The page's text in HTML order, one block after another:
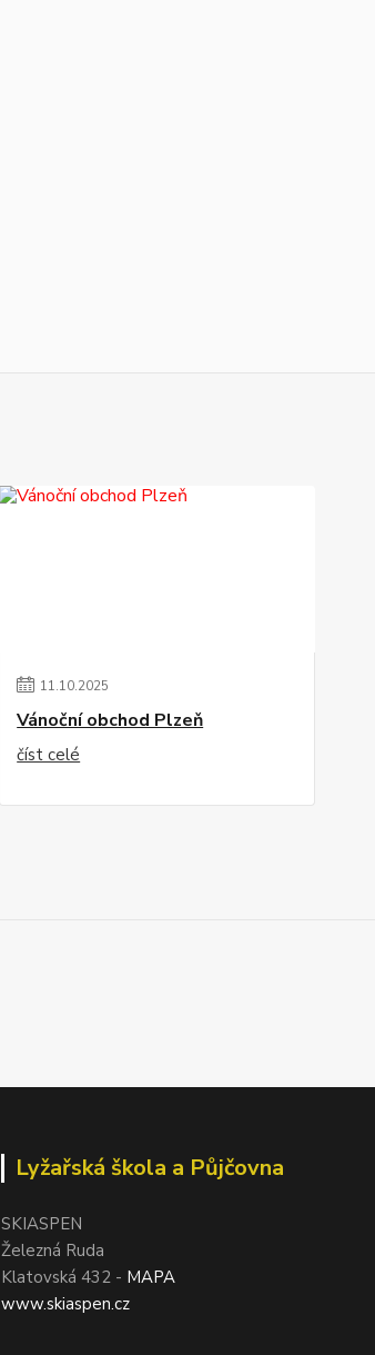
11.10.2025
Vánoční obchod Plzeň
číst celé
Lyžařská škola a Půjčovna
SKIASPEN
Železná Ruda
Klatovská 432 - MAPA
www.skiaspen.cz